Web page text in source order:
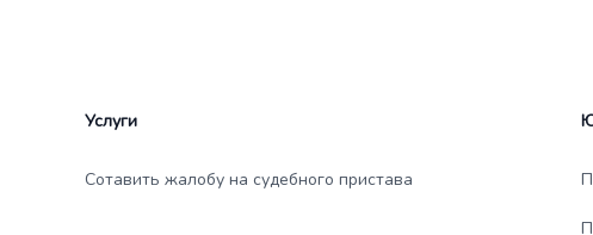
Услуги
Сотавить жалобу на судебного пристава